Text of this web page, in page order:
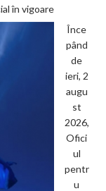
în vigoare
Înce
pând
de
ieri, 2
augu
st
2026,
Ofici
ul
pentr
u